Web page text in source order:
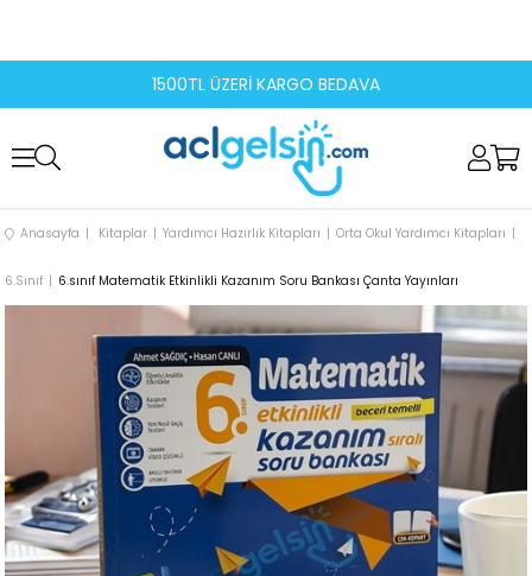
1500TL ÜZERİ KARGO BEDAVA
Anasayfa Kitaplar Yardımcı Hazırlık Kitapları Orta Okul Yardımcı Kitapları
6.Sınıf 6.sınıf Matematik Etkinlikli Kazanım Soru Bankası Çanta Yayınları